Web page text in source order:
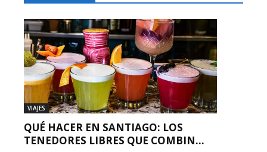
VIAJES
QUÉ HACER EN SANTIAGO: LOS
TENEDORES LIBRES QUE COMBIN...